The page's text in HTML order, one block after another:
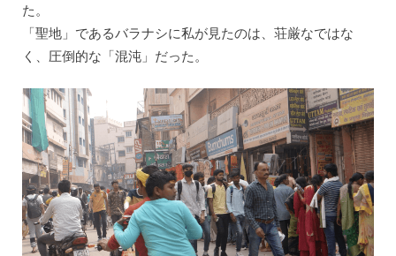
た。
「聖地」であるバラナシに私が見たのは、荘厳なではな
く、圧倒的な「混沌」だった。